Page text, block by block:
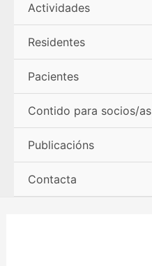
Actividades
Residentes
Pacientes
Contido para socios/as
Publicacións
Contacta